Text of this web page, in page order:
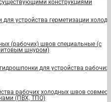
конструкциями
для устройства герметизации
(рабочих) швов специальные (с
шнуром)
для устройства рабочих
рабочих холодных швов
(ПВХ, ТПО)